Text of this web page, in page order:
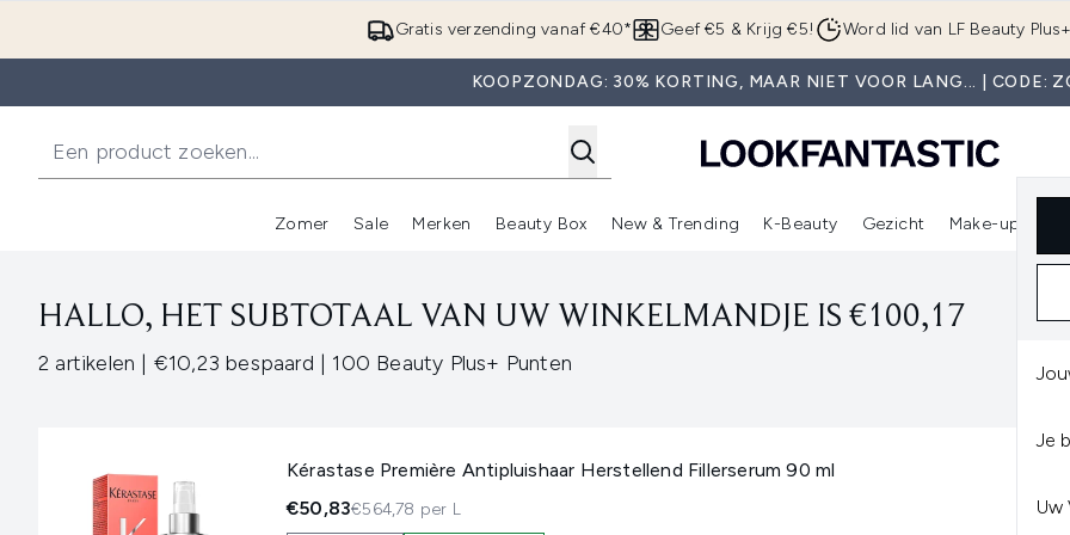
Overslaan naar de hoofdinhoud
Gratis verzending vanaf €40* Geef €5 & Krijg €5! Word lid van LF Beauty Plus+
KOOPZONDAG: 30% KORTING, MAAR NIET VOOR LANG... | CODE:
Je
Uw
Zomer
Enter submenu (Zomer)
Sale
Enter submenu (Sale)
Merken
Enter submenu (Merken)
Beauty Box
Enter submenu (Beauty Box)
New & Trending
Enter submenu (New & Trending)
K-Beauty
Enter submenu (K-Beauty)
Gezicht Make-up
HALLO, HET SUBTOTAAL VAN UW WINKELMANDJE IS €100,17
2 artikelen ,| €10,23 bespaard ,| 100 Beauty Plus+ Punten
Kérastase Première Antipluishaar Herstellend Fillerserum 90 ml
€50,83€564,78 per L